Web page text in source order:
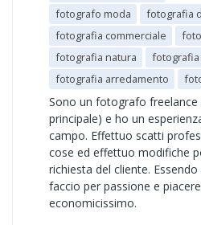
fotografo moda
fotografia
fotografia commerciale
fotografia natura
fotografia arredamento
Sono un fotografo
principale) e ho un
campo. Effettuo scatti
cose ed effettuo modifiche
richiesta del cliente.
faccio per passione e
economicissimo.